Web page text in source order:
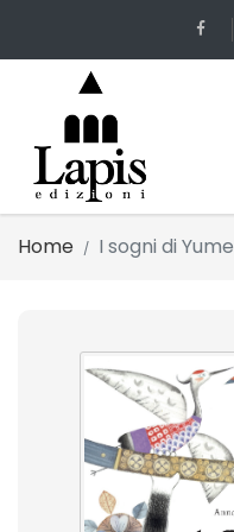
Home I sogni di Yume